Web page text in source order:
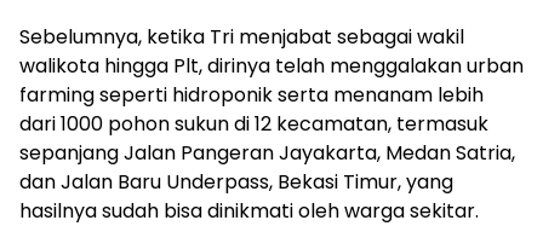
Sebelumnya, ketika Tri menjabat sebagai wakil
walikota hingga Plt, dirinya telah menggalakan urban
farming seperti hidroponik serta menanam lebih
dari 1000 pohon sukun di 12 kecamatan, termasuk
sepanjang Jalan Pangeran Jayakarta, Medan Satria,
dan Jalan Baru Underpass, Bekasi Timur, yang
hasilnya sudah bisa dinikmati oleh warga sekitar.